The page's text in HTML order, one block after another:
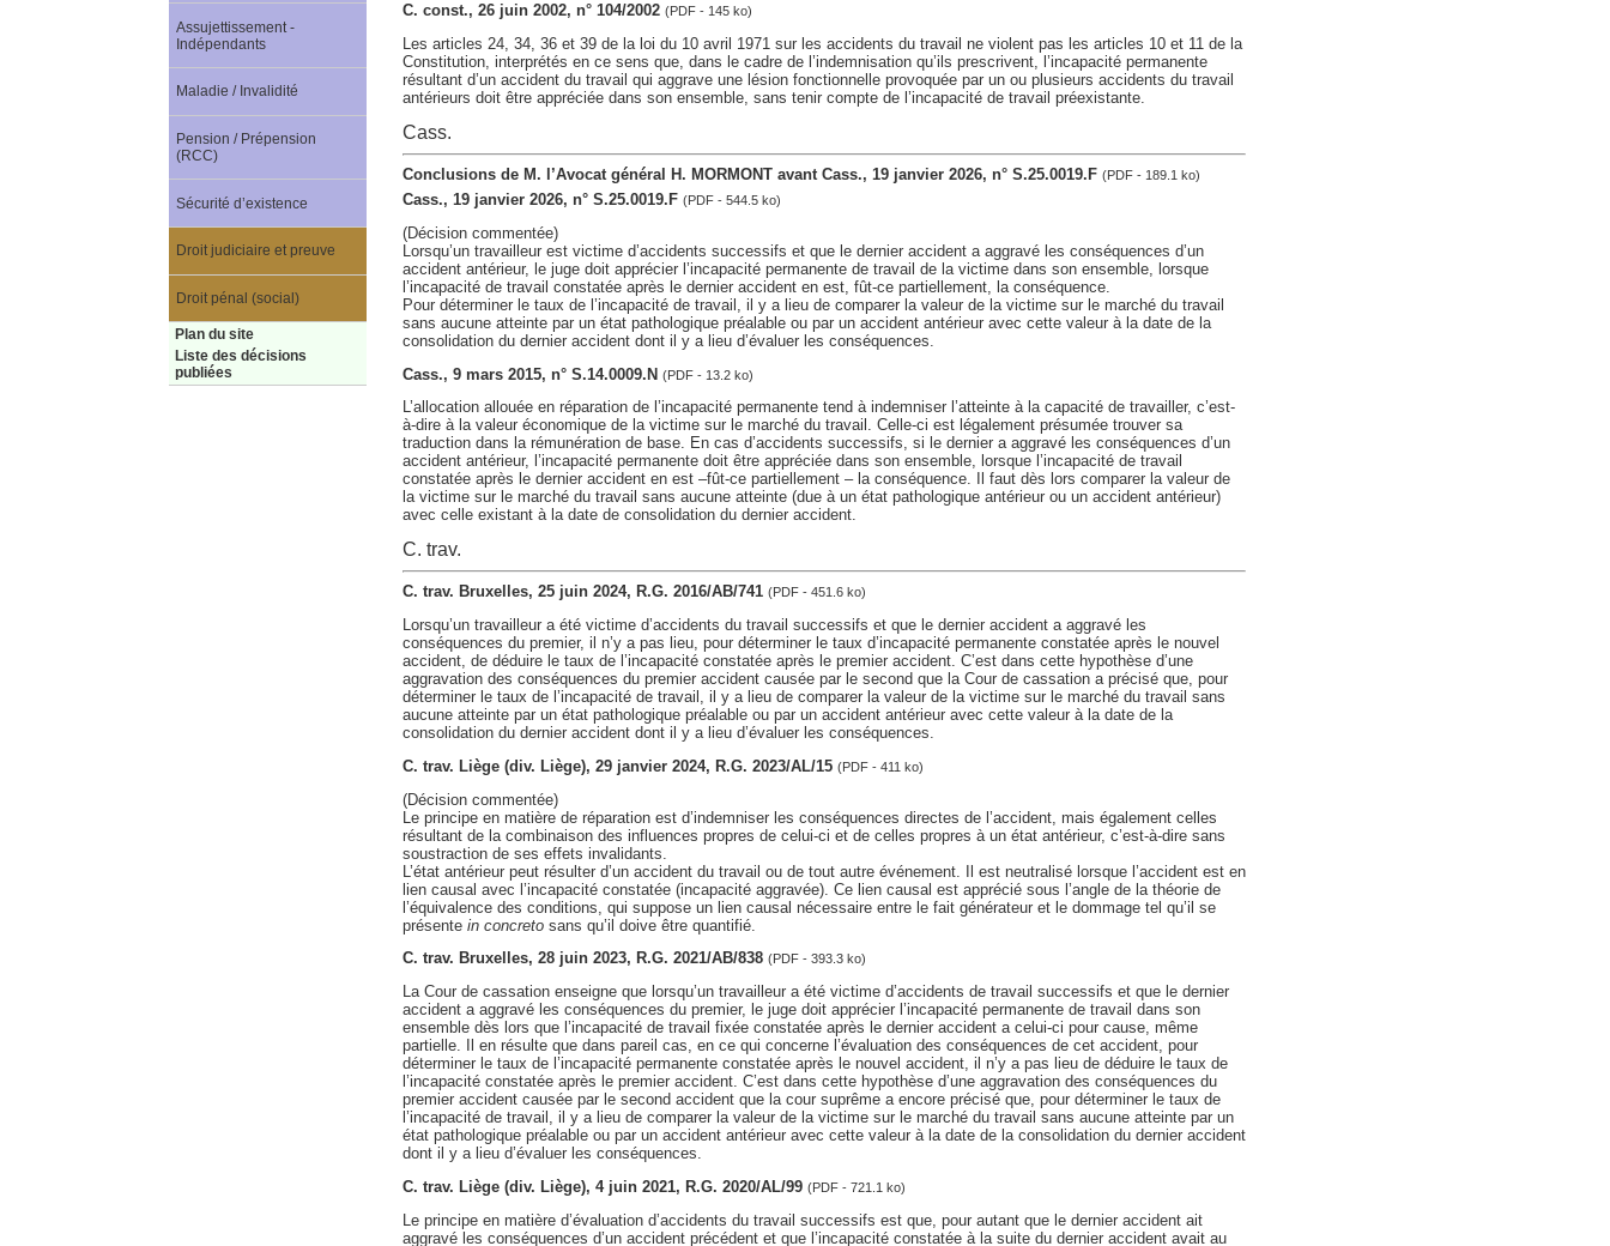
C. const., 26 juin 2002, n° 104/2002 (PDF - 145 ko)
Les articles 24, 34, 36 et 39 de la loi du 10 avril 1971 sur les accidents du travail ne violent pas les articles 10 et 11 de la
Constitution, interprétés en ce sens que, dans le cadre de l’indemnisation qu’ils prescrivent, l’incapacité permanente
résultant d’un accident du travail qui aggrave une lésion fonctionnelle provoquée par un ou plusieurs accidents du travail
antérieurs doit être appréciée dans son ensemble, sans tenir compte de l’incapacité de travail préexistante.
Cass.
Conclusions de M. l’Avocat général H. MORMONT avant Cass., 19 janvier 2026, n° S.25.0019.F (PDF - 189.1 ko)
Cass., 19 janvier 2026, n° S.25.0019.F (PDF - 544.5 ko)
(Décision commentée)
Lorsqu’un travailleur est victime d’accidents successifs et que le dernier accident a aggravé les conséquences d’un
accident antérieur, le juge doit apprécier l’incapacité permanente de travail de la victime dans son ensemble, lorsque
l’incapacité de travail constatée après le dernier accident en est, fût-ce partiellement, la conséquence.
Pour déterminer le taux de l’incapacité de travail, il y a lieu de comparer la valeur de la victime sur le marché du travail
sans aucune atteinte par un état pathologique préalable ou par un accident antérieur avec cette valeur à la date de la
consolidation du dernier accident dont il y a lieu d’évaluer les conséquences.
Cass., 9 mars 2015, n° S.14.0009.N (PDF - 13.2 ko)
L’allocation allouée en réparation de l’incapacité permanente tend à indemniser l’atteinte à la capacité de travailler, c’est-
à-dire à la valeur économique de la victime sur le marché du travail. Celle-ci est légalement présumée trouver sa
traduction dans la rémunération de base. En cas d’accidents successifs, si le dernier a aggravé les conséquences d’un
accident antérieur, l’incapacité permanente doit être appréciée dans son ensemble, lorsque l’incapacité de travail
constatée après le dernier accident en est –fût-ce partiellement – la conséquence. Il faut dès lors comparer la valeur de
la victime sur le marché du travail sans aucune atteinte (due à un état pathologique antérieur ou un accident antérieur)
avec celle existant à la date de consolidation du dernier accident.
C. trav.
C. trav. Bruxelles, 25 juin 2024, R.G. 2016/AB/741 (PDF - 451.6 ko)
Lorsqu’un travailleur a été victime d’accidents du travail successifs et que le dernier accident a aggravé les
conséquences du premier, il n’y a pas lieu, pour déterminer le taux d’incapacité permanente constatée après le nouvel
accident, de déduire le taux de l’incapacité constatée après le premier accident. C’est dans cette hypothèse d’une
aggravation des conséquences du premier accident causée par le second que la Cour de cassation a précisé que, pour
déterminer le taux de l’incapacité de travail, il y a lieu de comparer la valeur de la victime sur le marché du travail sans
aucune atteinte par un état pathologique préalable ou par un accident antérieur avec cette valeur à la date de la
consolidation du dernier accident dont il y a lieu d’évaluer les conséquences.
C. trav. Liège (div. Liège), 29 janvier 2024, R.G. 2023/AL/15 (PDF - 411 ko)
(Décision commentée)
Le principe en matière de réparation est d’indemniser les conséquences directes de l’accident, mais également celles
résultant de la combinaison des influences propres de celui-ci et de celles propres à un état antérieur, c’est-à-dire sans
soustraction de ses effets invalidants.
L’état antérieur peut résulter d’un accident du travail ou de tout autre événement. Il est neutralisé lorsque l’accident est en
lien causal avec l’incapacité constatée (incapacité aggravée). Ce lien causal est apprécié sous l’angle de la théorie de
l’équivalence des conditions, qui suppose un lien causal nécessaire entre le fait générateur et le dommage tel qu’il se
présente in concretosans qu’il doive être quantifié.
C. trav. Bruxelles, 28 juin 2023, R.G. 2021/AB/838 (PDF - 393.3 ko)
La Cour de cassation enseigne que lorsqu’un travailleur a été victime d’accidents de travail successifs et que le dernier
accident a aggravé les conséquences du premier, le juge doit apprécier l’incapacité permanente de travail dans son
ensemble dès lors que l’incapacité de travail fixée constatée après le dernier accident a celui-ci pour cause, même
partielle. Il en résulte que dans pareil cas, en ce qui concerne l’évaluation des conséquences de cet accident, pour
déterminer le taux de l’incapacité permanente constatée après le nouvel accident, il n’y a pas lieu de déduire le taux de
l’incapacité constatée après le premier accident. C’est dans cette hypothèse d’une aggravation des conséquences du
premier accident causée par le second accident que la cour suprême a encore précisé que, pour déterminer le taux de
l’incapacité de travail, il y a lieu de comparer la valeur de la victime sur le marché du travail sans aucune atteinte par un
état pathologique préalable ou par un accident antérieur avec cette valeur à la date de la consolidation du dernier accident
dont il y a lieu d’évaluer les conséquences.
C. trav. Liège (div. Liège), 4 juin 2021, R.G. 2020/AL/99 (PDF - 721.1 ko)
Le principe en matière d’évaluation d’accidents du travail successifs est que, pour autant que le dernier accident ait
aggravé les conséquences d’un accident précédent et que l’incapacité constatée à la suite du dernier accident avait au
Assujettissement -
Indépendants
Maladie / Invalidité
Pension / Prépension
(RCC)
Sécurité d’existence
Droit judiciaire et preuve
Droit pénal (social)
Plan du site
Liste des décisions
publiées